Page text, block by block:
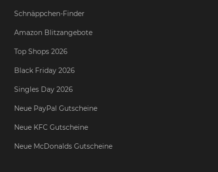
Schnäppchen-Finder
Amazon Blitzangebote
Top Shops 2026
Black Friday 2026
Singles Day 2026
Neue PayPal Gutscheine
Neue KFC Gutscheine
Neue McDonalds Gutscheine